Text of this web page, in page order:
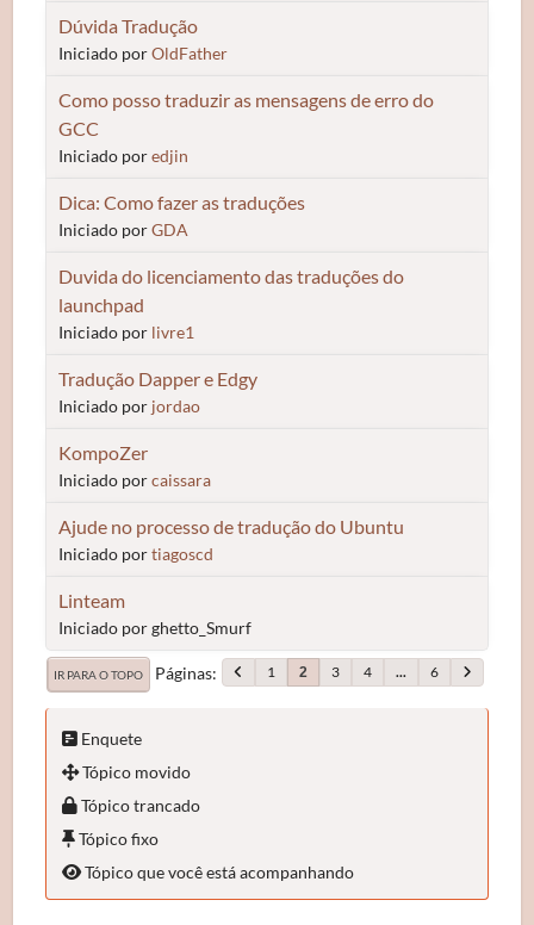
Dúvida Tradução
Iniciado porOldFather
Como posso traduzir as mensagens de erro do
GCC
Iniciado poredjin
Dica: Como fazer as traduções
Iniciado porGDA
Duvida do licenciamento das traduções do
launchpad
Iniciado por livre1
Tradução Dapper e Edgy
Iniciado por jordao
KompoZer
Iniciado porcaissara
Ajude no processo de tradução do Ubuntu
Iniciado portiagoscd
Linteam
Iniciado por ghetto_Smurf
IR PARA O TOPO Páginas 1 2 3 4 ... 6
Enquete
Tópico movido
Tópico trancado
Tópico fixo
Tópico que você está acompanhando